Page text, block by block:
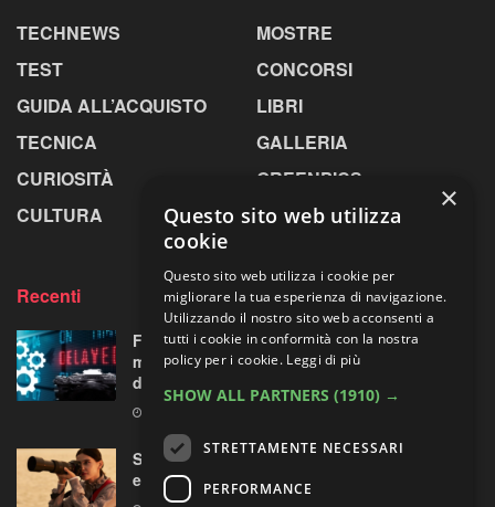
TECHNEWS
TEST
GUIDA ALL’ACQUISTO
TECNICA
CURIOSITÀ
CULTURA
MOSTRE
CONCORSI
LIBRI
GALLERIA
GREENPICS
LA RIVISTA
Recenti
Fujifilm X-T6: cambio di programma a Parigi,
ma all’orizzonte si intravede una “doppietta”
di ottiche XF
Sony guarda lontano senza chiedere troppo:
ecco il nuovo FE 100-400mm F5.6-8 OSS
×
Questo sito web utilizza
cookie
Questo sito web utilizza i cookie per
migliorare la tua esperienza di navigazione.
Utilizzando il nostro sito web acconsenti a
tutti i cookie in conformità con la nostra
policy per i cookie. Leggi di più
SHOW ALL PARTNERS (1910) →
STRETTAMENTE NECESSARI
PERFORMANCE